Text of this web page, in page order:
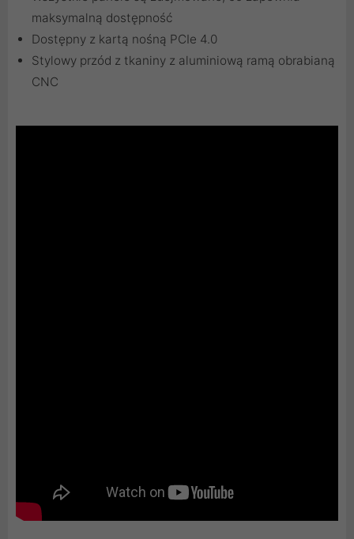
maksymalną dostępność
Dostępny z kartą nośną PCIe 4.0
Stylowy przód z tkaniny z aluminiową ramą obrabianą
CNC